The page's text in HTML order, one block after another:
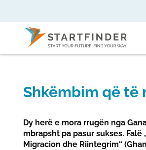
Shkëmbim që të
Dy herë e mora rrugën nga
mbrapsht pa pasur sukses.
Migracion dhe Riintegrim“